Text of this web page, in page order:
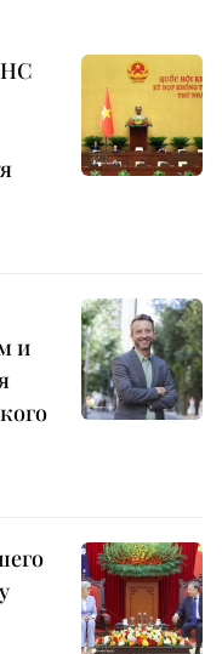
НС
и